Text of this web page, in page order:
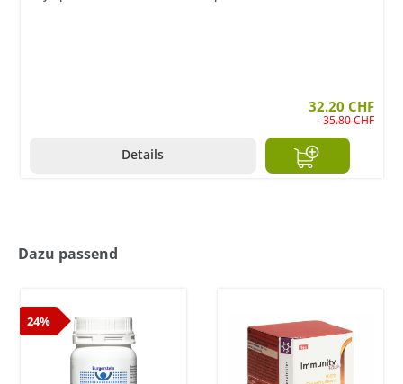
32.20 CHF
35.80 CHF
Details
Dazu passend
24%